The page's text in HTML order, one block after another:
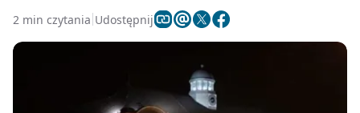
2 min czytania Udostępnij